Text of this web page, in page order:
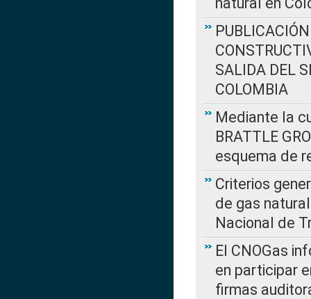
SALIDA DEL
COLOMBIA
Mediante la
BRATTLE
esquema de
Criterios
de gas
Nacional de
El CNOGas
en participar
firmas